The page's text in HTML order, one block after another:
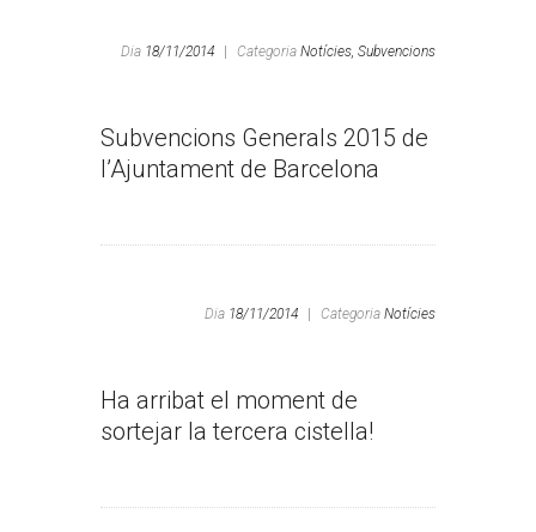
Dia 18/11/2014 Categoria Notícies, Subvencions
Subvencions Generals 2015 de
l’Ajuntament de Barcelona
Dia 18/11/2014 Categoria Notícies
Ha arribat el moment de
sortejar la tercera cistella!